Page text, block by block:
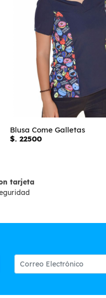
Blusa Come Galletas
$. 22500
tarjeta